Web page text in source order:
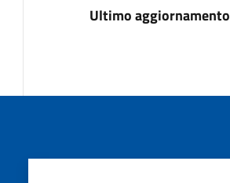
Ultimo aggiornamento